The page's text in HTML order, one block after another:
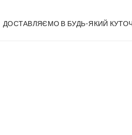
ДОСТАВЛЯЄМО В БУДЬ-ЯКИЙ